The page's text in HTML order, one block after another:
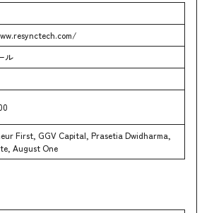
ル
First, GGV Capital, Prasetia Dwidharma,
August One